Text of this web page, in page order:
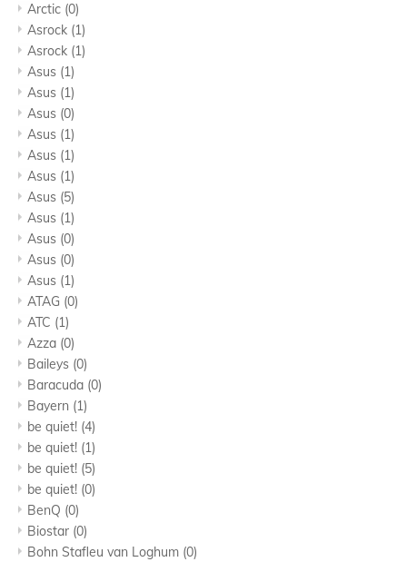
Arctic (0)
Asrock (1)
Asrock (1)
Asus (1)
Asus (1)
Asus (0)
Asus (1)
Asus (1)
Asus (1)
Asus (5)
Asus (1)
Asus (0)
Asus (0)
Asus (1)
ATAG (0)
ATC (1)
Azza (0)
Baileys (0)
Baracuda (0)
Bayern (1)
be quiet! (4)
be quiet! (1)
be quiet! (5)
be quiet! (0)
BenQ (0)
Biostar (0)
Bohn Stafleu van Loghum (0)